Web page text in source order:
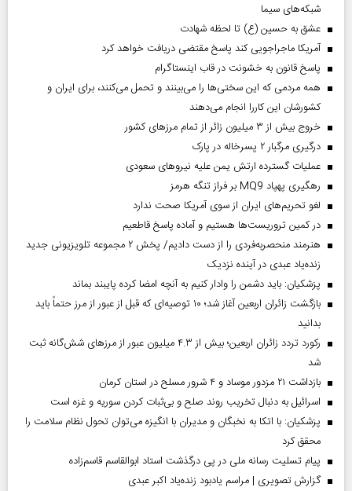
شبکه‌های سیما
عشق به حسین (ع) تا لحظه شهادت
آمریکا ماجراجویی کند پاسخ مقتضی دریافت خواهد کرد
پاسخ قانون به خشونت در قاب اینستاگرام
همه مردمی که این سختی‌ها را می‌بینند و تحمل می‌کنند، برای ایران و
کشورشان این کاررا انجام می‌دهند
خروج بیش از ۳ میلیون زائر از تمام مرز‌های کشور
درگیری مرگبار ۲ پسرخاله در پارک
عملیات گسترده ارتش یمن علیه نیروهای سعودی
رهگیری پهپاد MQ9 بر فراز تنگه هرمز
لغو تحریم‌های ایران از سوی آمریکا صحت ندارد
در کمین تروریست‌ها هستیم و آماده پاسخ قاطعیم
هنرمند منحصر‌به‌فردی را از دست دادیم/ پخش ۲ مجموعه تلویزیونی جدید
زنده‌یاد عبدی در آینده نزدیک
پزشکیان: باید دشمن را وادار کنیم به آنچه امضا کرده پایبند بماند
بازگشت زائران اربعین آغاز شد؛ ۱۰ توصیه‌ای که قبل از عبور از مرز حتماً باید
بدانید
رکورد تردد زائران اربعین؛ بیش از ۴.۳ میلیون عبور از مرزهای شش‌گانه ثبت
شد
بازداشت ۲۱ مزدور موساد و ۴ شرور مسلح در استان کرمان
اسرائیل به دنبال تخریب روند صلح و بی‌ثبات کردن سوریه و غزه است
پزشکیان: با اتکا به نخبگان و مدیران با انگیزه می‌توان تحول نظام سلامت را
محقق کرد
پیام تسلیت رسانه ملی در پی درگذشت استاد ابوالقاسم قاسم‌زاده
گزارش تصویری | مراسم یادبود زنده‌یاد اکبر عبدی